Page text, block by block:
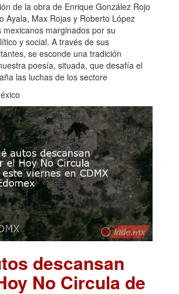
de la obra de Enrique González Rojo
Ayala, Max Rojas y Roberto López
mexicanos marginados por su
y social. A través de sus
se esconde una tradición
poesía, situada, que desafía el
las luchas de los sectore
descansan
No Circula de